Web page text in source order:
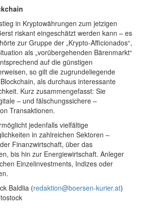
in Kryptowährungen zum jetzigen
riskant eingeschätzt werden kann – es
zur Gruppe der „Krypto-Afficionados“,
als „vorübergehenden Bärenmarkt“
auf die günstigen
so gilt die zugrundeliegende
als durchaus interessante
Kurz zusammengefasst: Sie
– und fälschungssichere –
Transaktionen.
jedenfalls vielfältige
in zahlreichen Sektoren –
Finanzwirtschaft, über das
bis hin zur Energiewirtschaft. Anleger
Einzelinvestments, Indizes oder
Baldlia (redaktion@boersen-kurier.at)